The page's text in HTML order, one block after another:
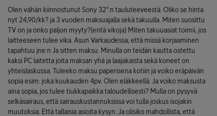
Olen vähän kiinnostunut Sony 32":n tauluteeveestä. Oliko se hinta
nyt 24,90/kk? ja 3 vuoden maksuajalla sekä takuulla. Miten suosittu
TV on ja onko paljon myyty?(entä vikoja) Miten takuuasiat toimii, jos
laitteeseen tulee vika. Asun Varkaudessa, että missä korjaaminen
tapahtuu jne:n Ja sitten maksu. Minulla on teidän kautta ostettu
kaksi PC laitetta joita maksan yhä ja laajakaista sekä koneet on
yhteislaskussa. Tuleeko maksu paperisena kotiin ja voiko eräpäivän
sopia esim: joka kuukauden 4pv. Olen eläkkeellä. Ja voiko maksusta
aina sopia, jos tulee tiukkapaikka taloudellisesti? Mulla on pysyvä
selkäsairaus, että sairauskustannuksissa voi tulla joskus isojakin
muutoksia. Että tallaisia asioita kysyn. Ja olisiko mahdollista, että